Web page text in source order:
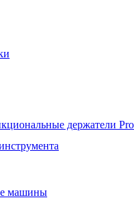
держатели
машины